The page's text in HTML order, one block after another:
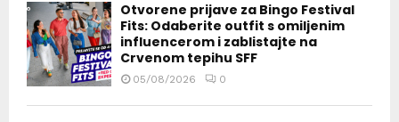
Otvorene prijave za Bingo Festival
Fits: Odaberite outfit s omiljenim
influencerom i zablistajte na
Crvenom tepihu SFF
05/08/2026 0